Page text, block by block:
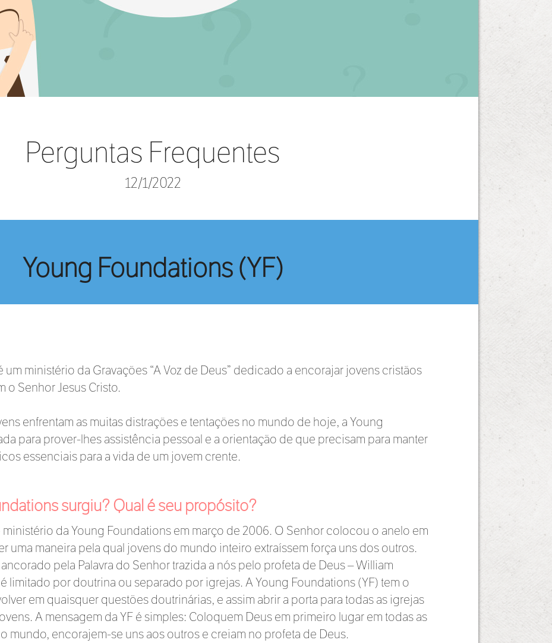
Perguntas Frequentes
12/1/2022
Young Foundations (YF)
ministério da Gravações “A Voz de Deus” dedicado a encorajar jovens cristãos
o Senhor Jesus Cristo.
enfrentam as muitas distrações e tentações no mundo de hoje, a Young
para prover-lhes assistência pessoal e a orientação de que precisam para manter
essenciais para a vida de um jovem crente.
surgiu? Qual é seu propósito?
da Young Foundations em março de 2006. O Senhor colocou o anelo em
uma maneira pela qual jovens do mundo inteiro extraíssem força uns dos outros.
pela Palavra do Senhor trazida a nós pelo profeta de Deus – William
limitado por doutrina ou separado por igrejas. A Young Foundations (YF) tem o
em quaisquer questões doutrinárias, e assim abrir a porta para todas as igrejas
A mensagem da YF é simples: Coloquem Deus em primeiro lugar em todas as
mundo, encorajem-se uns aos outros e creiam no profeta de Deus.